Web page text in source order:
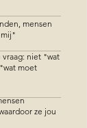
mensen
niet "wat
moet
ze jou